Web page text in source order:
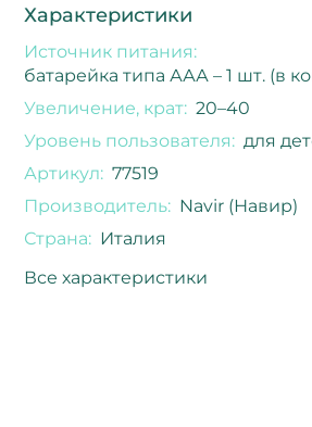
Характеристики
Источник питания:
батарейка типа ААА – 1 шт. (в
Увеличение, крат: 20–40
Уровень пользователя: для
Артикул: 77519
Производитель: Navir (Навир)
Страна: Италия
Все характеристики